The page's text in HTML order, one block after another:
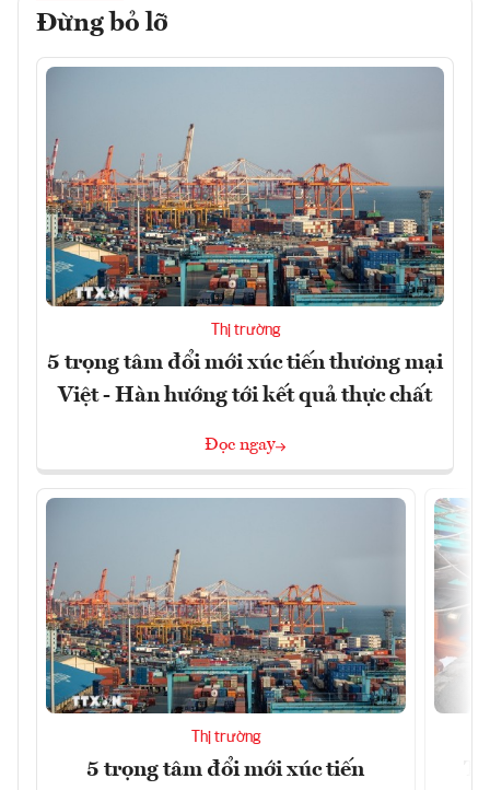
Đừng bỏ lỡ
Thị trường
5 trọng tâm đổi mới xúc tiến thương mại
Việt - Hàn hướng tới kết quả thực chất
Đọc ngay
Thị trường
5 trọng tâm đổi mới xúc tiến